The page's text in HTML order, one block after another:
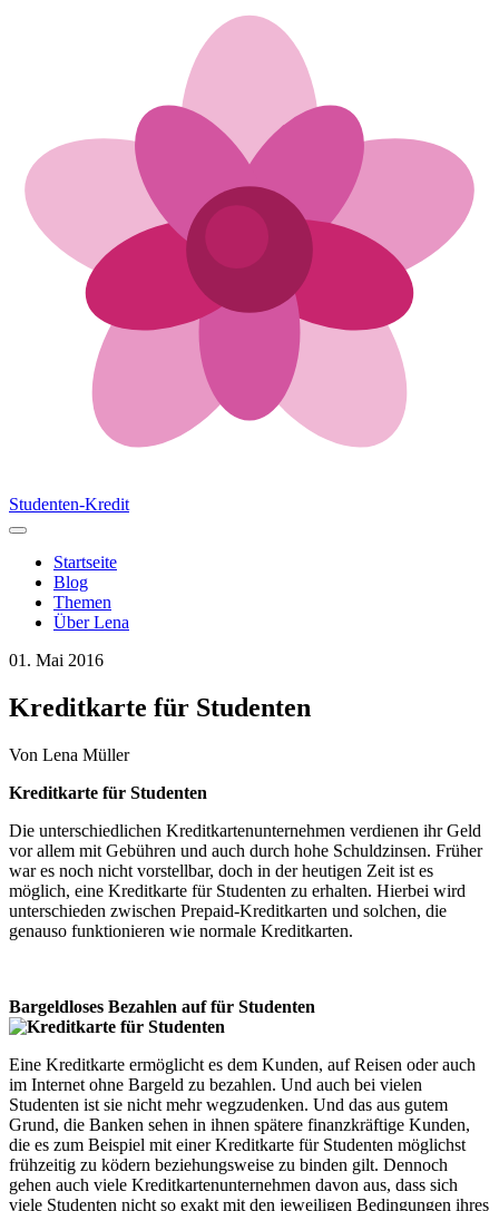
Studenten-Kredit
Startseite
Blog
Themen
Über Lena
01. Mai 2016
Kreditkarte für Studenten
Von Lena Müller
Kreditkarte für Studenten
Die unterschiedlichen Kreditkartenunternehmen verdienen ihr Geld
vor allem mit Gebühren und auch durch hohe Schuldzinsen. Früher
war es noch nicht vorstellbar, doch in der heutigen Zeit ist es
möglich, eine Kreditkarte für Studenten zu erhalten. Hierbei wird
unterschieden zwischen Prepaid-Kreditkarten und solchen, die
genauso funktionieren wie normale Kreditkarten.
Bargeldloses Bezahlen auf für Studenten
Eine Kreditkarte ermöglicht es dem Kunden, auf Reisen oder auch
im Internet ohne Bargeld zu bezahlen. Und auch bei vielen
Studenten ist sie nicht mehr wegzudenken. Und das aus gutem
Grund, die Banken sehen in ihnen spätere finanzkräftige Kunden,
die es zum Beispiel mit einer Kreditkarte für Studenten möglichst
frühzeitig zu ködern beziehungsweise zu binden gilt. Dennoch
gehen auch viele Kreditkartenunternehmen davon aus, dass sich
viele Studenten nicht so exakt mit den jeweiligen Bedingungen ihres